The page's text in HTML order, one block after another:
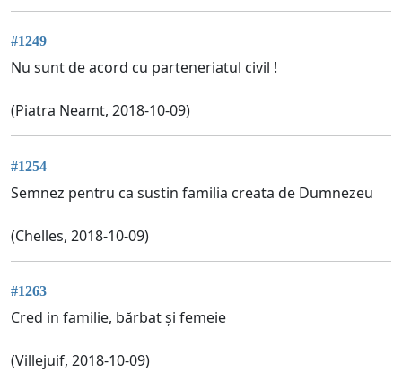
#1249
Nu sunt de acord cu parteneriatul civil !
(Piatra Neamt, 2018-10-09)
#1254
Semnez pentru ca sustin familia creata de Dumnezeu
(Chelles, 2018-10-09)
#1263
Cred in familie, bărbat și femeie
(Villejuif, 2018-10-09)